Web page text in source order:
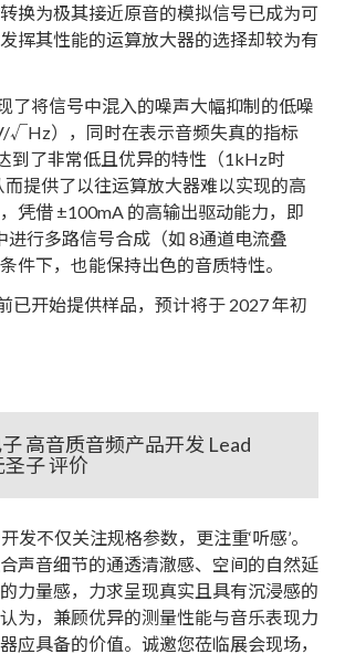
换为极其接近原音的模拟信号已成为可
挥其性能的运算放大器的选择却较为有
了将信号中混入的噪声大幅抑制的低噪
√Hz），同时在表示音频失真的指标
到了非常低且优异的特性（1kHz时
提供了以往运算放大器难以实现的高
凭借 ±100mA 的高输出驱动能力，即
进行多路信号合成（如 8通道电流叠
件下，也能保持出色的音质特性。
已开始提供样品，预计将于 2027 年初
高音质音频产品开发 Lead
子 评价
发不仅关注规格参数，更注重‘听感’。
声音细节的通透清澈感、空间的自然延
力量感，力求呈现真实且具有沉浸感的
为，兼顾优异的测量性能与音乐表现力
应具备的价值。诚邀您莅临展会现场，